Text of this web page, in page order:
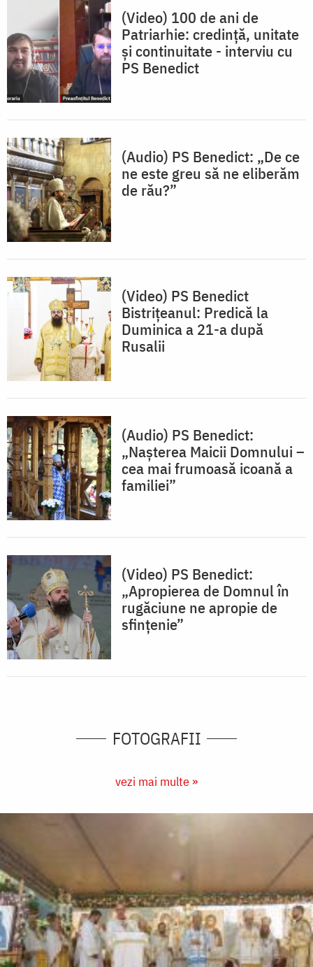
(Video) 100 de ani de
Patriarhie: credință, unitate
și continuitate - interviu cu
PS Benedict
(Audio) PS Benedict: „De ce
ne este greu să ne eliberăm
de rău?”
(Video) PS Benedict
Bistrițeanul: Predică la
Duminica a 21-a după
Rusalii
(Audio) PS Benedict:
„Nașterea Maicii Domnului –
cea mai frumoasă icoană a
familiei”
(Video) PS Benedict:
„Apropierea de Domnul în
rugăciune ne apropie de
sfințenie”
FOTOGRAFII
vezi mai multe »